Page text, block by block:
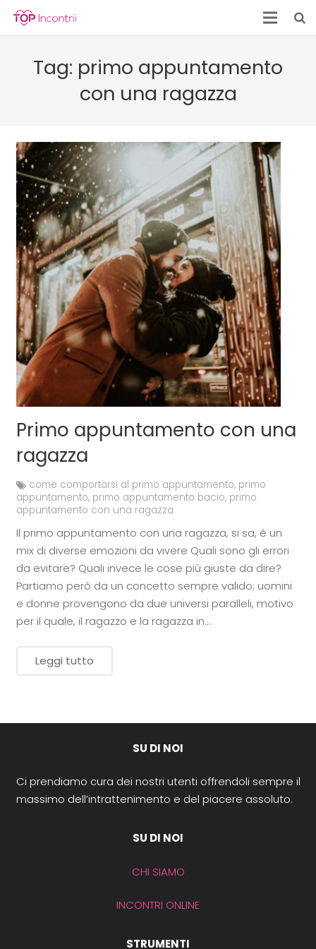
Tag: primo appuntamento
con una ragazza
Primo appuntamento con una
ragazza
come comportarsi al primo appuntamento, primo
appuntamento, primo appuntamento bacio, primo
appuntamento con una ragazza
Il primo appuntamento con una ragazza, si sa, è un
mix di diverse emozioni da vivere Quali sono gli errori
da evitare? Quali invece le cose più giuste da dire?
Partiamo però da un concetto sempre valido: uomini
e donne provengono da due universi paralleli, motivo
per il quale, il ragazzo e la ragazza in…
Leggi tutto
SU DI NOI
Ci prendiamo cura dei nostri utenti offrendoli sempre il
massimo dell’intrattenimento e del piacere assoluto.
SU DI NOI
CHI SIAMO
INCONTRI ONLINE
STRUMENTI